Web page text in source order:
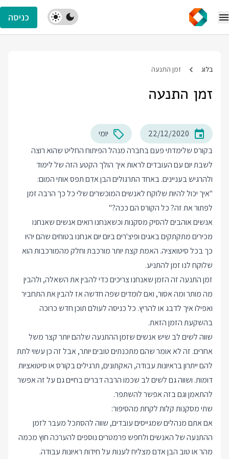
כניסה
בלוג זמן התנעה
זמן התנעה
22/12/2020
יומי
בקורס שלימדתי פעם בחברה מנהל הפיתוח החליט שהוא רוצה
לשבת יום עם העובדים לראות איך הולך הקטע הזה של לימוד
ולהרגיש בעניינים. באחד התרגולים הבן אדם תפס אותי המום:
"איך יכול להיות שלוקח לאנשים המוכשרים שלי כל כך הרבה זמן
לפתור את זה? כל הקורס הם ככה?"
אנשים אוהבים להסיק מסקנות וכשאנחנו רואים אנשים שאנחנו
מכירים מתקתקים באגים ופיצ'רים ביום יום אנחנו בטוחים שהם יהיו
כך בכל סיטואציה. האמת קצת יותר מורכבת וחלק מהמורכבות הוא
שלוקח לנו זמן להתניע.
זמן התנעה זה הזמן שאנחנו צריכים כדי להבין את השאלה, ולהבין
מה מותר ומה אסור, ואם לומדים שפה חדשה אז להבין את התחביר
ואפילו איך לדבג או להריץ. כל כניסה לעולם תוכן חדש כרוכה
בהשקעת הזמן הזאת.
שווה לשים לב שיש אנשים שזמן ההתנעה שלהם יותר קצר משל
אחרים. זה לא אומר שהם מתכנתים טובים יותר, אבל זה כן עשוי לתת
להם ייתרון בראיונות עבודה, האקתונים, תרגילים בקורס או סיטואציות
דומות. ושווה גם לשים לב שכמו הרבה דברים בחיים גם על זה אפשר
להתאמן וגם בזה אפשר להשתפר.
שתי מסקנות קלות לקחת מהסיפור:
אם אתם מנהלים שמגייסים עובדים, שווה להסתכל מעבר לזמן
ההתנעה של האנשים ולחפש פרמטרים נוספים להערכה חוץ מכמה
מהר או טוב הבן אדם מצליח לענות על חידות ראיונות עבודה.